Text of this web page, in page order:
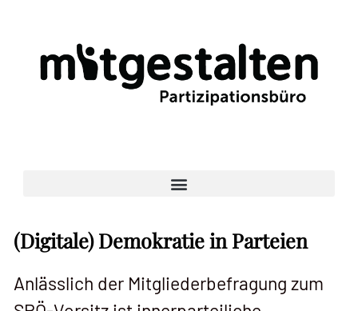
(Digitale) Demokratie in Parteien
Anlässlich der Mitgliederbefragung zum